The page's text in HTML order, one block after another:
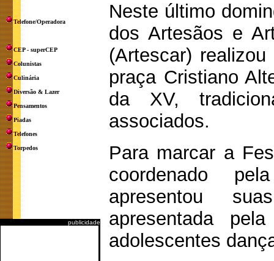
Telefone/Operadora
CEP - superCEP
Colunistas
Culinária
Diversão & Lazer
Pensamentos
Piadas
Telefones
Torpedos
publicidade
Neste último
dos Artesãos e
(Artescar)
praça Cristiano
da XV,
associados.
Para marcar a
coordenado
apresentou
apresentada
adolescentes